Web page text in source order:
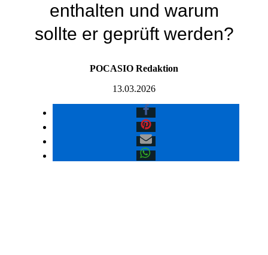
enthalten und warum
sollte er geprüft werden?
POCASIO Redaktion
13.03.2026